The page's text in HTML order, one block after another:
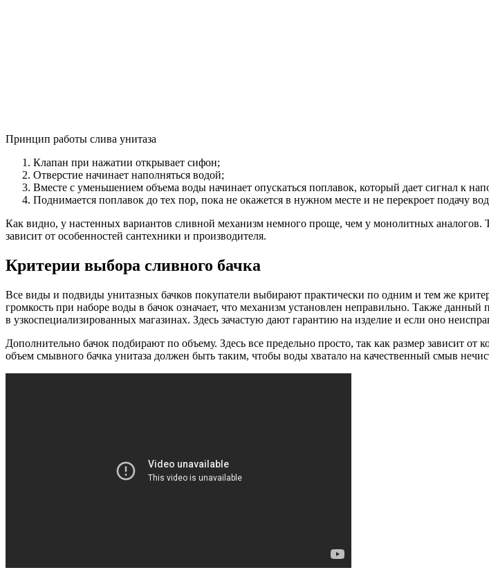
Принцип работы слива унитаза
Клапан при нажатии открывает сифон;
Отверстие начинает наполняться водой;
Вместе с уменьшением объема воды начинает опускаться поплавок, который дает сигнал к
Поднимается поплавок до тех пор, пока не окажется в нужном месте и не перекроет подачу
Как видно, у настенных вариантов сливной механизм немного проще, чем у монолитных аналогов.
зависит от особенностей сантехники и производителя.
Критерии выбора сливного бачка
Все виды и подвиды унитазных бачков покупатели выбирают практически по одним и тем же
громкость при наборе воды в бачок означает, что механизм установлен неправильно. Также
в узкоспециализированных магазинах. Здесь зачастую дают гарантию на изделие и если оно
Дополнительно бачок подбирают по объему. Здесь все предельно просто, так как размер зависит
объем смывного бачка унитаза должен быть таким, чтобы воды хватало на качественный смыв